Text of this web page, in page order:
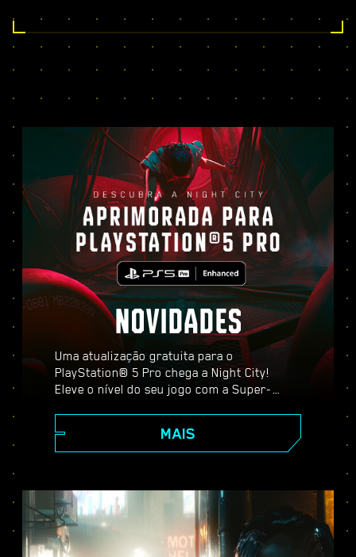
NOVIDADES
Uma atualização gratuita para o
PlayStation® 5 Pro chega a Night City!
Eleve o nível do seu jogo com a Super-
taxa de quadros mais alta e muito mais.
Escolha entre três modos gráficos:
Raio Pro, e desfrute de visuais
aprimorados, ação mais fluida e tudo o que
Cyberpunk 2077 no PS5® Pro tem a
oferecer.
MAIS